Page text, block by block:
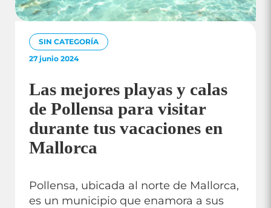
SIN CATEGORÍA
27 junio 2024
Las mejores playas y calas
de Pollensa para visitar
durante tus vacaciones en
Mallorca
Pollensa, ubicada al norte de Mallorca,
es un municipio que enamora a sus